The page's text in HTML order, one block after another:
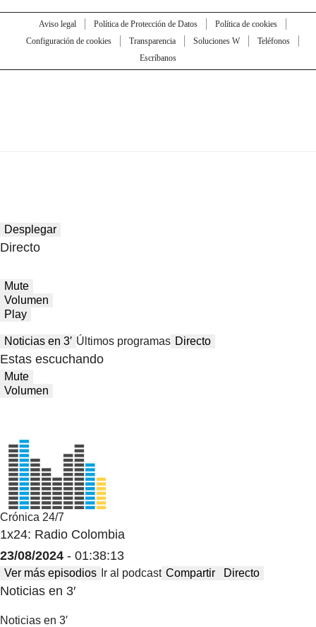
Aviso legal Política de Protección de Datos
Política de cookies
Configuración de cookies
Transparencia Soluciones W
Teléfonos
Escríbanos
Desplegar
Directo
Mute
Volumen
Play
Noticias en 3′ Últimos programas Directo
Estas escuchando
Mute
Volumen
Crónica 24/7
1x24: Radio Colombia
23/08/2024 - 01:38:13
Ver más episodios Ir al podcast Compartir Directo
Noticias en 3′
Noticias en 3′